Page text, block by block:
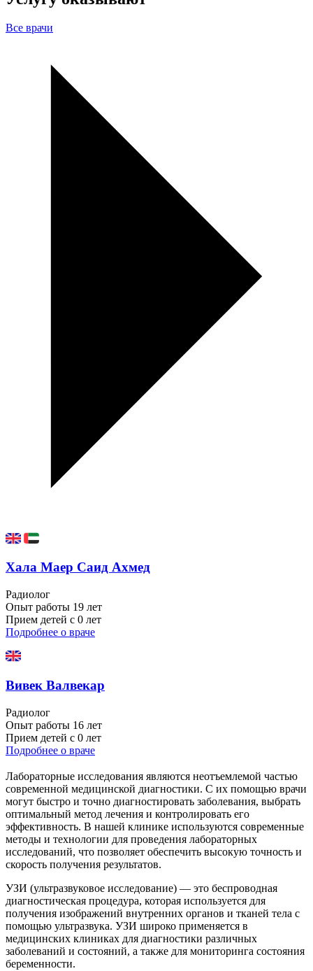
Все врачи
Хала Маер Саид Ахмед
Радиолог
Опыт работы 19 лет
Прием детей с 0 лет
Подробнее о враче
Вивек Валвекар
Радиолог
Опыт работы 16 лет
Прием детей с 0 лет
Подробнее о враче
Лабораторные исследования являются неотъемлемой частью
современной медицинской диагностики. С их помощью врачи
могут быстро и точно диагностировать заболевания, выбрать
оптимальный метод лечения и контролировать его
эффективность. В нашей клинике используются современные
методы и технологии для проведения лабораторных
исследований, что позволяет обеспечить высокую точность и
скорость получения результатов.
УЗИ (ультразвуковое исследование) — это беспроводная
диагностическая процедура, которая используется для
получения изображений внутренних органов и тканей тела с
помощью ультразвука. УЗИ широко применяется в
медицинских клиниках для диагностики различных
заболеваний и состояний, а также для мониторинга состояния
беременности.